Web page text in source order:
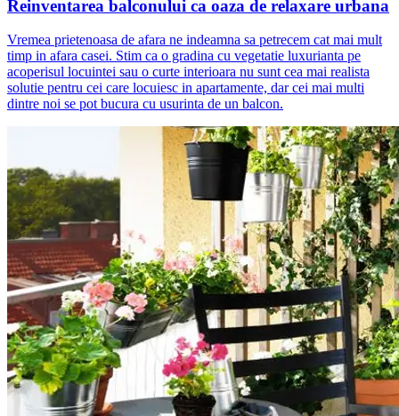
Reinventarea balconului ca oaza de relaxare urbana
Vremea prietenoasa de afara ne indeamna sa petrecem cat mai mult
timp in afara casei. Stim ca o gradina cu vegetatie luxurianta pe
acoperisul locuintei sau o curte interioara nu sunt cea mai realista
solutie pentru cei care locuiesc in apartamente, dar cei mai multi
dintre noi se pot bucura cu usurinta de un balcon.